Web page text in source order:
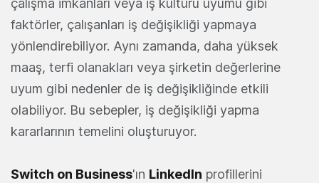
çalışma imkanları veya iş kültürü uyumu gibi
faktörler, çalışanları iş değişikliği yapmaya
yönlendirebiliyor. Aynı zamanda, daha yüksek
maaş, terfi olanakları veya şirketin değerlerine
uyum gibi nedenler de iş değişikliğinde etkili
olabiliyor. Bu sebepler, iş değişikliği yapma
kararlarının temelini oluşturuyor.
Switch on Business'ın LinkedIn profillerini